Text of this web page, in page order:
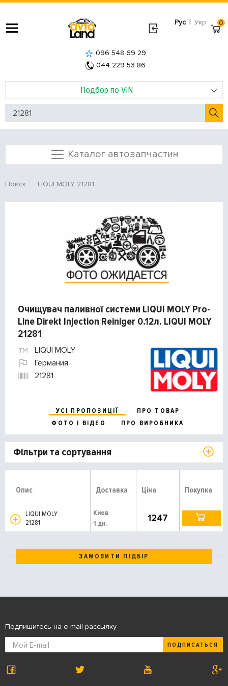
Рус | Укр
Подбор по VIN
096 548 69 29
044 229 53 86
0
Каталог автозапчастин
Поиск LIQUI MOLY 21281
Очищувач паливної системи LIQUI MOLY Pro-
Line Direkt Injection Reiniger 0.12л. LIQUI MOLY
21281
LIQUI MOLY
Германия
21281
УСІ ПРОПОЗИЦІЇ
ПРО ТОВАР
ФОТО І ВІДЕО
ПРО ВИРОБНИКА
Фільтри та сортування
Опис Доставка Ціна Покупка
LIQUI MOLY
21281
Киев
1 дн.
1247
ЗАМОВИТИ ПІДБІР
Подпишитесь на e-mail рассылку
ПОДПИСАТЬСЯ